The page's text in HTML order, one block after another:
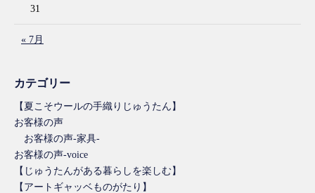
31
« 7月
カテゴリー
【夏こそウールの手織りじゅうたん】
お客様の声
お客様の声-家具-
お客様の声-voice
【じゅうたんがある暮らしを楽しむ】
【アートギャッベものがたり】